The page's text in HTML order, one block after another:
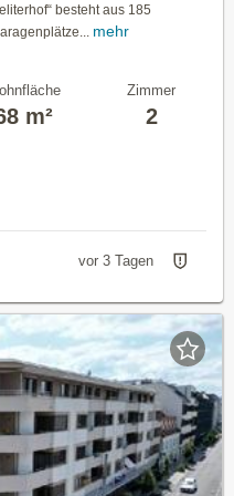
besteht aus 185
mehr
m²
Zimmer
2
vor 3 Tagen